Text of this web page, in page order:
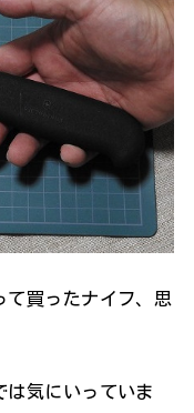
て買ったナイフ、思
は気にいっていま